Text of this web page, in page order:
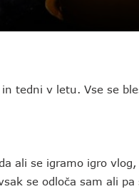
tedni v letu. Vse se
ali se igramo igro
se odloča sam ali pa